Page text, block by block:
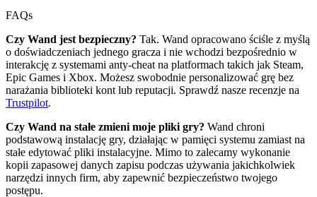
FAQs
Czy Wand jest bezpieczny? Tak. Wand opracowano ściśle z myślą
o doświadczeniach jednego gracza i nie wchodzi bezpośrednio w
interakcję z systemami anty-cheat na platformach takich jak Steam,
Epic Games i Xbox. Możesz swobodnie personalizować grę bez
narażania biblioteki kont lub reputacji. Sprawdź nasze recenzje na
Trustpilot.
Czy Wand na stałe zmieni moje pliki gry? Wand chroni
podstawową instalację gry, działając w pamięci systemu zamiast na
stałe edytować pliki instalacyjne. Mimo to zalecamy wykonanie
kopii zapasowej danych zapisu podczas używania jakichkolwiek
narzędzi innych firm, aby zapewnić bezpieczeństwo twojego
postępu.